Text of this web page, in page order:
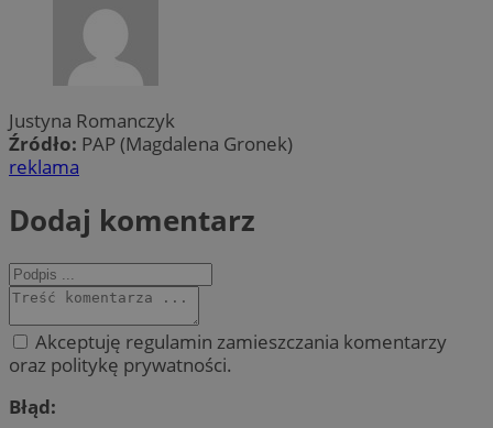
Justyna Romanczyk
Źródło: PAP (Magdalena Gronek)
reklama
Dodaj komentarz
Akceptuję regulamin zamieszczania komentarzy
oraz politykę prywatności.
Błąd: